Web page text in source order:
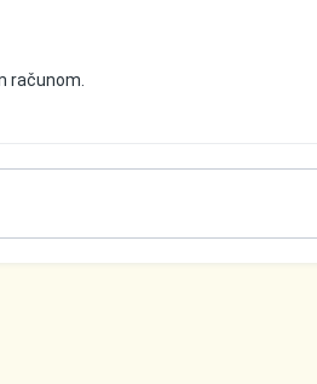
računom.